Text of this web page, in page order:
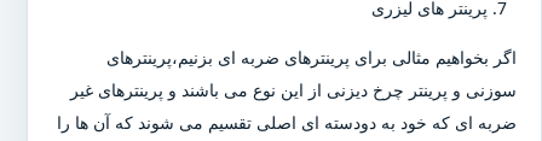
پرینتر های لیزری
اگر بخواهیم مثالی برای پرینترهای ضربه ای بزنیم،پرینترهای
سوزنی و پرینتر چرخ دیزنی از این نوع می باشند و پرینترهای غیر
ضربه ای که خود به دودسته ای اصلی تقسیم می شوند که آن ها را